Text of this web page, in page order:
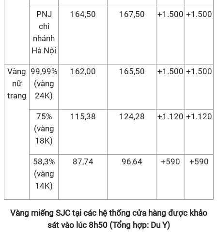
PNJ
chi
nhánh
Hà Nội
164,50 167,50 +1.500 +1.500
Vàng
nữ
trang
99,99%
(vàng
24K)
162,00 165,50 +1.500 +1.500
75%
(vàng
18K)
115,38 124,28 +1.120 +1.120
58,3%
(vàng
14K)
87,74 96,64 +590 +590
Vàng miếng SJC tại các hệ thống cửa hàng được khảo
sát vào lúc 8h50 (Tổng hợp: Du Y)